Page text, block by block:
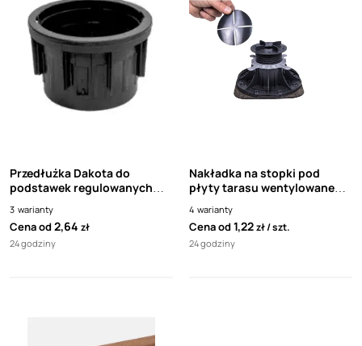
Przedłużka Dakota do
podstawek regulowanych
3 warianty
Cena od2,64 zł
24 godziny
Nakładka na stopki pod
płyty tarasu wentylowanego
tarasowe w systemie
tarasów wentylowanych),
grubość 1mm
4 warianty
Cena od1,22zł szt.
24 godziny